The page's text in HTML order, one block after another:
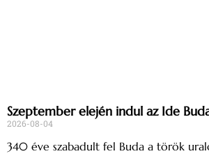
Szeptember elején indul az Ide
2026-08-04
340 éve szabadult fel Buda a török